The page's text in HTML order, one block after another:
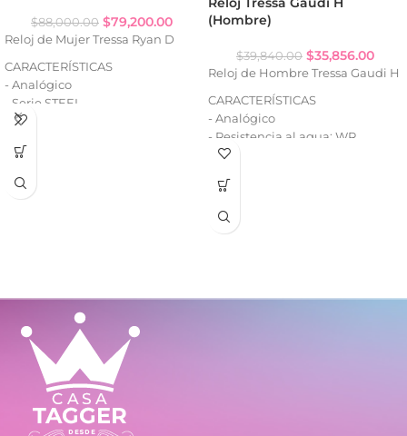
$88,000.00 $79,200.00
Reloj de Mujer Tressa Ryan D
CARACTERÍSTICAS
- Analógico
- Serie STEEL
- Resistencia al agua: WR50
- Calendario
- Caja de acero
(Hombre)
$39,840.00 $35,856.00
Reloj de Hombre Tressa Gaudi H
CARACTERÍSTICAS
- Analógico
- Resistencia al agua: WR
- Caja de metal